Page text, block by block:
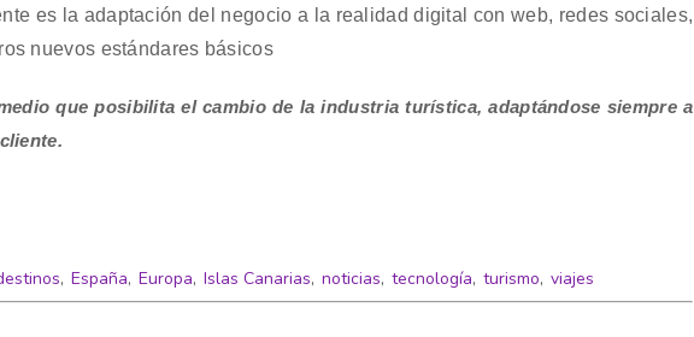
es la adaptación del negocio a la realidad digital con web, redes sociales,
nuevos estándares básicos
que posibilita el cambio de la industria turística, adaptándose siempre a
, España, Europa, Islas Canarias, noticias, tecnología, turismo, viajes